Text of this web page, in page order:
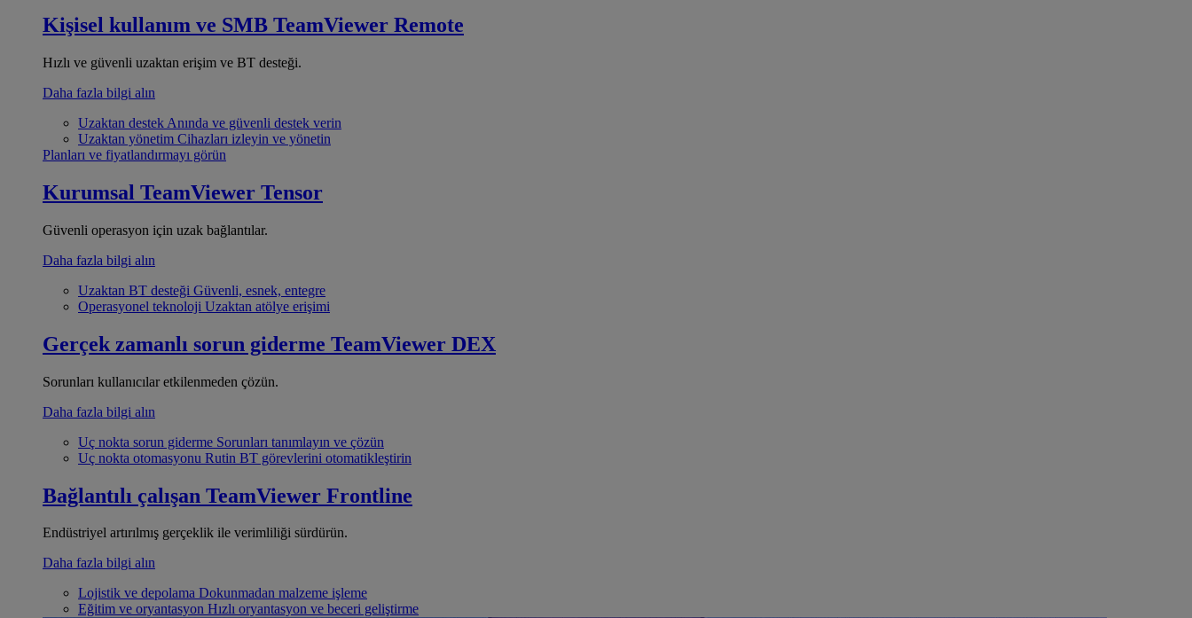
Kişisel kullanım ve SMB TeamViewer Remote
Hızlı ve güvenli uzaktan erişim ve BT desteği.
Daha fazla bilgi alın
Uzaktan destek Anında ve güvenli destek verin
Uzaktan yönetim Cihazları izleyin ve yönetin
Planları ve fiyatlandırmayı görün
Kurumsal TeamViewer Tensor
Güvenli operasyon için uzak bağlantılar.
Daha fazla bilgi alın
Uzaktan BT desteği Güvenli, esnek, entegre
Operasyonel teknoloji Uzaktan atölye erişimi
Gerçek zamanlı sorun giderme TeamViewer DEX
Sorunları kullanıcılar etkilenmeden çözün.
Daha fazla bilgi alın
Uç nokta sorun giderme Sorunları tanımlayın ve çözün
Uç nokta otomasyonu Rutin BT görevlerini otomatikleştirin
Bağlantılı çalışan TeamViewer Frontline
Endüstriyel artırılmış gerçeklik ile verimliliği sürdürün.
Daha fazla bilgi alın
Lojistik ve depolama Dokunmadan malzeme işleme
Eğitim ve oryantasyon Hızlı oryantasyon ve beceri geliştirme